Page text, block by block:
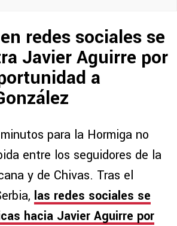
redes sociales se
Javier Aguirre por
a
para la Hormiga no
entre los seguidores de la
y de Chivas. Tras el
las redes sociales se
hacia Javier Aguirre por